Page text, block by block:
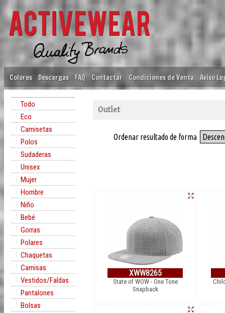
Colores Descargas FAQ Contactar Condiciones de Venta Aviso
Todo
Eco
Camisetas
Polos
Sudaderas
Unisex
Mujer
Hombre
Niño
Bebé
Gorras
Polares
Chaquetas
Camisas
Vestidos/Faldas
Pantalones
Bolsas
Outlet
Ordenar resultado de forma
XWW8265
State of WOW - One Tone
Snapback